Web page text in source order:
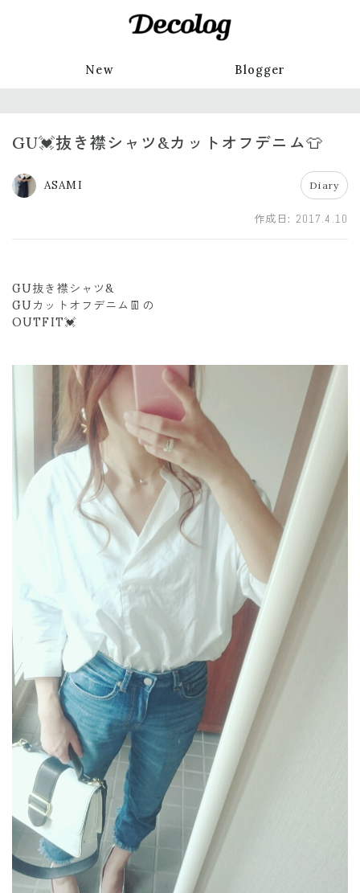
New Blogger
GU💓抜き襟シャツ&カットオフデニム👕
ASAMI Diary
作成日: 2017.4.10
GU抜き襟シャツ&
GUカットオフデニム👖の
OUTFIT💓